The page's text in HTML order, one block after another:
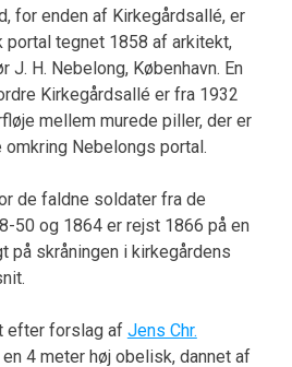
for enden af Kirkegårdsallé, er
tegnet 1858 af arkitekt,
J. H. Nebelong, København. En
Kirkegårdsallé er fra 1932
mellem murede piller, der er
Nebelongs portal.
de faldne soldater fra de
50 og 1864 er rejst 1866 på en
på skråningen i kirkegårdens
efter forslag af Jens Chr.
4 meter høj obelisk, dannet af